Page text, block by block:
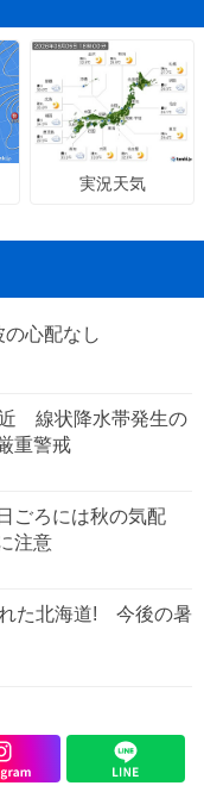
実況天気
心配なし
線状降水帯発生の
重警戒
ごろには秋の気配
注意
た北海道! 今後の暑